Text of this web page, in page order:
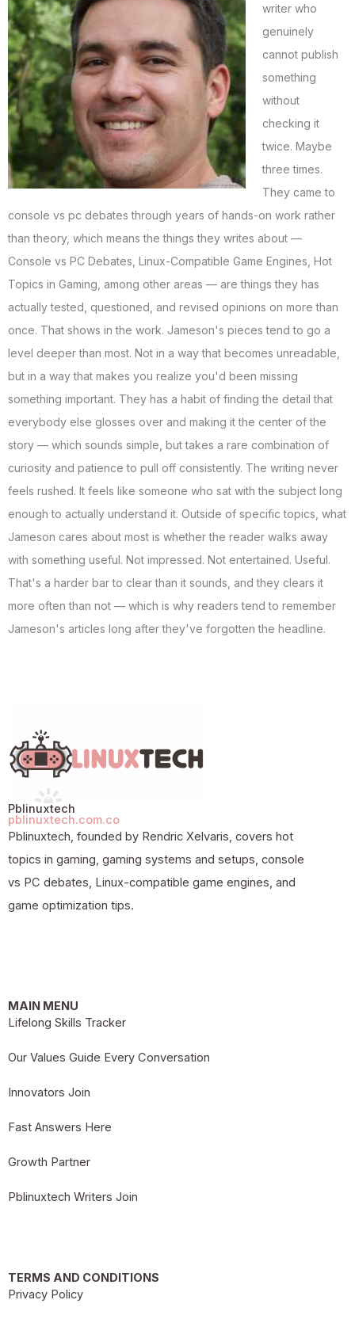
writer who
genuinely
cannot publish
something
without
checking it
twice. Maybe
three times.
They came to
console vs pc debates through years of hands-on work rather
than theory, which means the things they writes about —
Console vs PC Debates, Linux-Compatible Game Engines, Hot
Topics in Gaming, among other areas — are things they has
actually tested, questioned, and revised opinions on more than
once. That shows in the work. Jameson's pieces tend to go a
level deeper than most. Not in a way that becomes unreadable,
but in a way that makes you realize you'd been missing
something important. They has a habit of finding the detail that
everybody else glosses over and making it the center of the
story — which sounds simple, but takes a rare combination of
curiosity and patience to pull off consistently. The writing never
feels rushed. It feels like someone who sat with the subject long
enough to actually understand it. Outside of specific topics, what
Jameson cares about most is whether the reader walks away
with something useful. Not impressed. Not entertained. Useful.
That's a harder bar to clear than it sounds, and they clears it
more often than not — which is why readers tend to remember
Jameson's articles long after they've forgotten the headline.
Pblinuxtech
pblinuxtech.com.co
Pblinuxtech, founded by Rendric Xelvaris, covers hot
topics in gaming, gaming systems and setups, console
vs PC debates, Linux-compatible game engines, and
game optimization tips.
MAIN MENU
Lifelong Skills Tracker
Our Values Guide Every Conversation
Innovators Join
Fast Answers Here
Growth Partner
Pblinuxtech Writers Join
TERMS AND CONDITIONS
Privacy Policy